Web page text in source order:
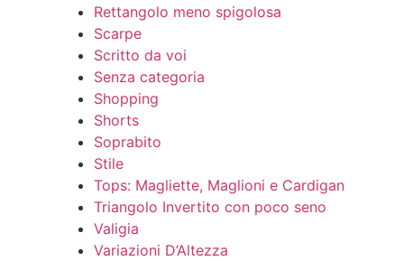
Rettangolo meno spigolosa
Scarpe
Scritto da voi
Senza categoria
Shopping
Shorts
Soprabito
Stile
Tops: Magliette, Maglioni e Cardigan
Triangolo Invertito con poco seno
Valigia
Variazioni D’Altezza